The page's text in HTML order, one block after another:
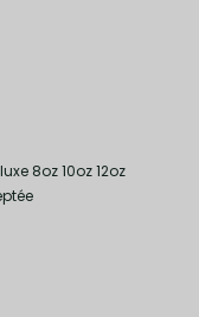
8oz 10oz 12oz